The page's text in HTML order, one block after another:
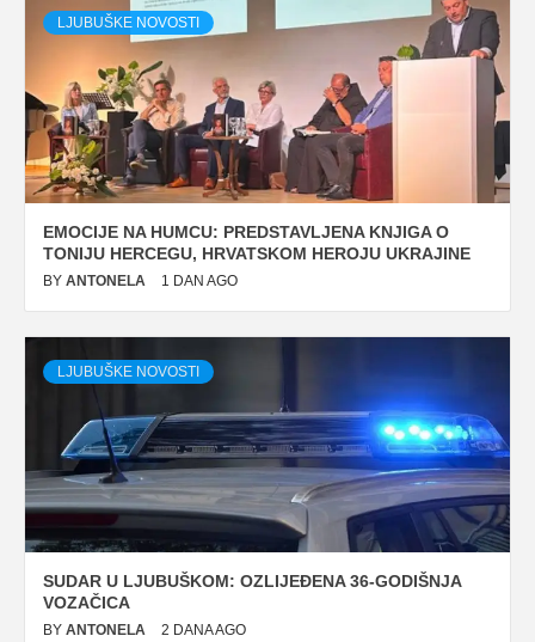
LJUBUŠKE NOVOSTI
EMOCIJE NA HUMCU: PREDSTAVLJENA KNJIGA O
TONIJU HERCEGU, HRVATSKOM HEROJU UKRAJINE
BY ANTONELA 1 DAN AGO
LJUBUŠKE NOVOSTI
SUDAR U LJUBUŠKOM: OZLIJEĐENA 36-GODIŠNJA
VOZAČICA
BY ANTONELA 2 DANA AGO